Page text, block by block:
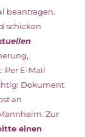
beantragen.
schicken
Per E-Mail
Dokument
an
Zur
einen